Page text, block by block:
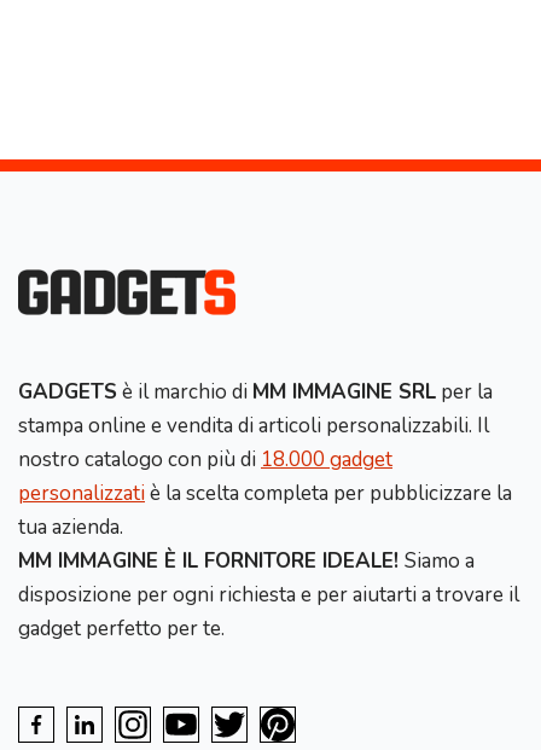
GADGETS è il marchio di MM IMMAGINE SRL per la
stampa online e vendita di articoli personalizzabili. Il
nostro catalogo con più di 18.000 gadget
personalizzatiè la scelta completa per pubblicizzare la
tua azienda.
MM IMMAGINE È IL FORNITORE IDEALE! Siamo a
disposizione per ogni richiesta e per aiutarti a trovare il
gadget perfetto per te.